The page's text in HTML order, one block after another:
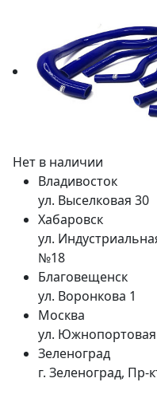
Нет в наличии
Владивосток
ул. Выселковая 30
Хабаровск
ул.
№18
Благовещенск
ул. Воронкова 1
Москва
ул. Южнопортовая
Зеленоград
г. Зеленоград, Пр-